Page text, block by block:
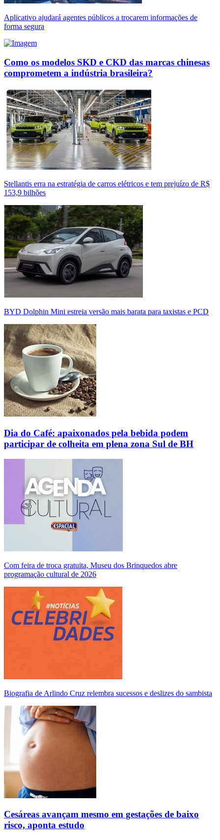
Aplicativo ajudará agentes públicos a trocarem informações de
forma segura
Como os modelos SKD e CKD das marcas chinesas
comprometem a indústria brasileira?
Stellantis erra na estratégia de carros elétricos e tem prejuízo de R$
153,9 bilhões
BYD Dolphin Mini estreia versão mais barata para taxistas e PCD
Dia do Café: apaixonados pela bebida podem
participar de colheita em plena zona Sul de BH
Com feira de troca gratuita, Museu dos Brinquedos abre
programação cultural de 2026
Biografia de Arlindo Cruz relembra sucessos e deslizes do sambista
Cesáreas avançam mesmo em gestações de baixo
risco, aponta estudo